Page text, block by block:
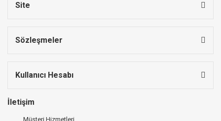
Site
Sözleşmeler
Kullanıcı Hesabı
İletişim
Müşteri Hizmetleri